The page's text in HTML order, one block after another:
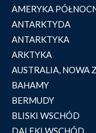
AMERYKA
ANTARKTYDA
ANTARKTYKA
ARKTYKA
AUSTRALIA, NOWA
BAHAMY
BERMUDY
BLISKI WSCHÓD
DALEKI WSCHÓD